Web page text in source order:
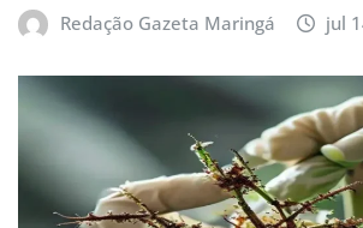
Redação Gazeta Maringá jul